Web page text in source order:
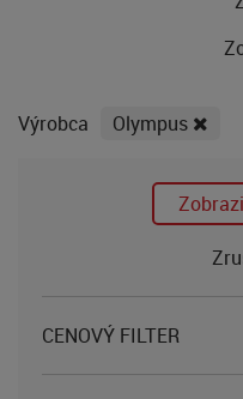
CENOVÝ FILTER
Výrobca Olympus